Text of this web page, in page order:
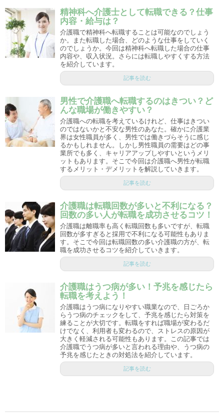
精神科へ介護士として転職できる？仕事
内容・給与は？
介護職で精神科へ転職することは可能なのでしょう
か。また転職した場合、どのような仕事をしていく
のでしょうか。今回は精神科へ転職した場合の仕事
内容や、収入状況。さらには転職しやすくする方法
を紹介しています。
記事を読む
男性で介護職へ転職するのはきつい？ど
んな職場が働きやすい？
介護職への転職を考えているけれど、仕事はきつい
のではないかと不安な男性のあなた。確かに介護業
界は女性職員が多く、男性では働きづらそうに感じ
るかもしれません。しかし男性職員の需要はどの事
業所でも多く、キャリアアップしやすいというメリ
ットもあります。そこで今回は介護職へ男性が転職
するメリット・デメリットを解説していきます。
記事を読む
介護職は転職回数が多いと不利になる？
回数の多い人が転職を成功させるコツ！
介護職は離職率も高く転職回数も多いですが、転職
回数が多すぎると採用で不利になる可能性もありま
す。そこで今回は転職回数の多い介護職の方が、転
職を成功させるコツを紹介していきます。
記事を読む
介護職はうつ病が多い！予兆を感じたら
転職を考えよう！
介護職はうつ病になりやすい職業なので、日ごろか
らうつ病のチェックをして、予兆を感じたら対策を
練ることが大切です。転職をすれば職場が変わるだ
けでなく、利用者も変わるので、ストレスの原因が
大きく軽減される可能性もあります。この記事では
介護職でうつ病が多いと言われる理由や、うつ病の
予兆を感じたときの対処法を紹介しています。
記事を読む